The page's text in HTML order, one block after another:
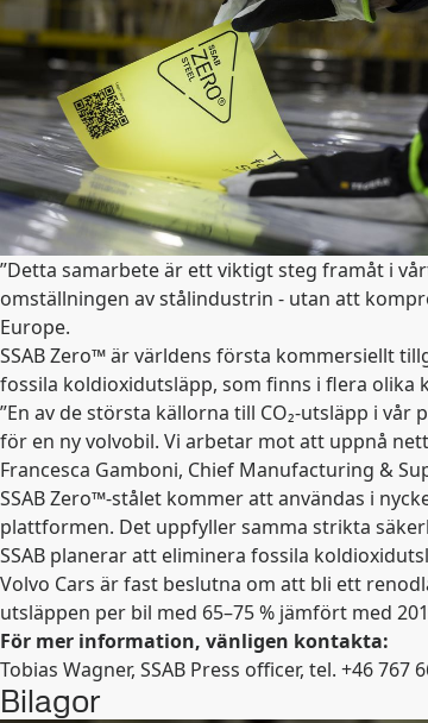
”Detta samarbete är ett viktigt steg framåt i
omställningen av stålindustrin - utan att
Europe.
SSAB Zero™ är världens första kommersiellt
fossila koldioxidutsläpp, som finns i flera olika
”En av de största källorna till CO₂-utsläpp i vår
för en ny volvobil. Vi arbetar mot att uppnå
Francesca Gamboni, Chief Manufacturing &
SSAB Zero™-stålet kommer att användas i
plattformen. Det uppfyller samma strikta
SSAB planerar att eliminera fossila
Volvo Cars är fast beslutna om att bli ett
utsläppen per bil med 65–75 % jämfört med
För mer information, vänligen kontakta:
Tobias Wagner, SSAB Press officer, tel. +46
Bilagor